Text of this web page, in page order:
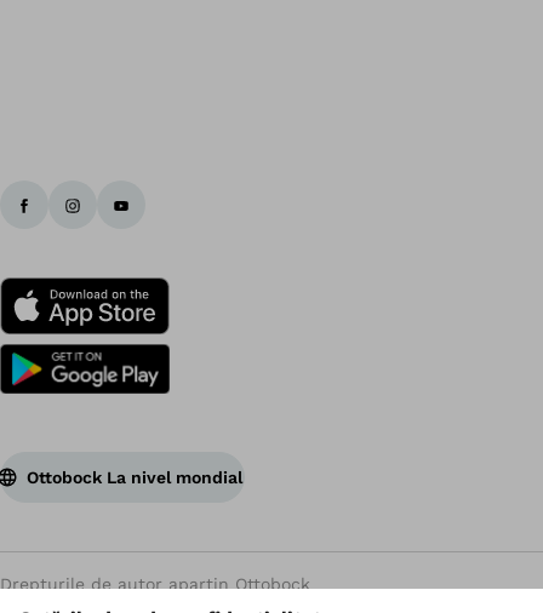
Ottobock La nivel mondial
Drepturile de autor aparțin Ottobock